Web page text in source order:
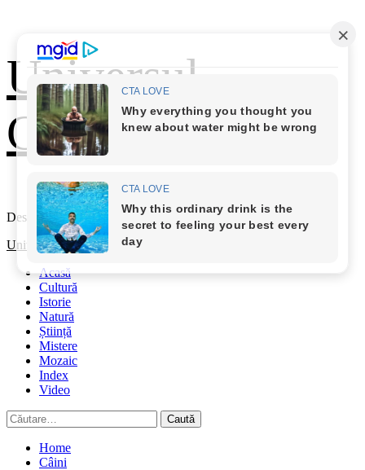
content
Universul
Cunoașterii
Descoperă Lumea
Primary
Universul Cunoașterii
Acasă
Cultură
Istorie
Natură
Știință
Mistere
Mozaic
Index
Video
Caută
după:
Home
Câini